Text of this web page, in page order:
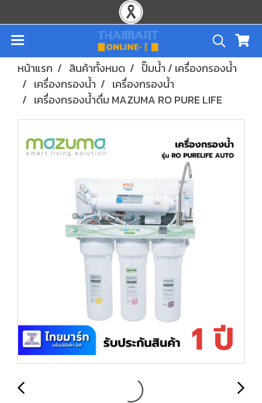
หน้าแรก สินค้าทั้งหมด
ปั๊มน้ำ / เครื่องกรองน้ำ
เครื่องกรองน้ำ
เครื่องกรองน้ำ
เครื่องกรองน้ำดื่ม MAZUMA RO PURE LIFE